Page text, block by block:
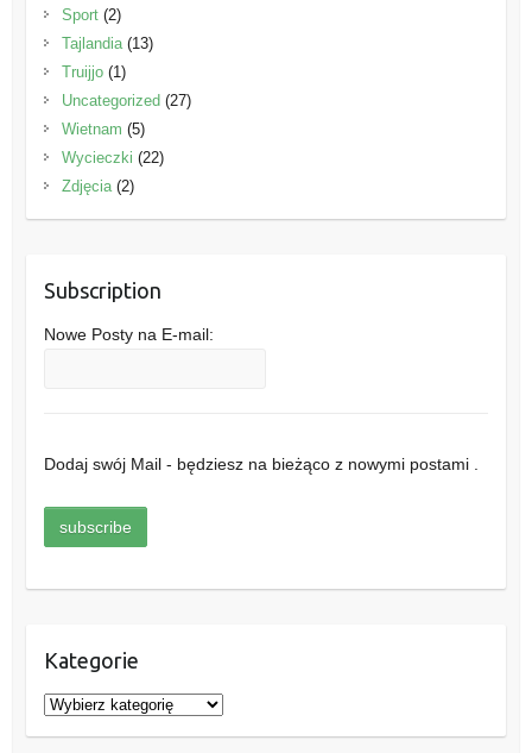
Sport(2)
Tajlandia(13)
Truijjo(1)
Uncategorized(27)
Wietnam (5)
Wycieczki (22)
Zdjęcia(2)
Subscription
Nowe Posty na E-mail:
Dodaj swój Mail - będziesz na bieżąco z nowymi postami .
Kategorie
K
a